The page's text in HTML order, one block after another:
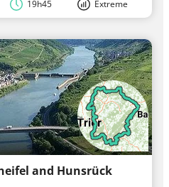
19h45 Extreme
and Hunsrück